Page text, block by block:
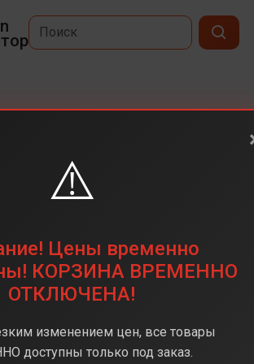
Pro
26
⚠️
Цены временно
КОРЗИНА ВРЕМЕННО
ОТКЛЮЧЕНА!
изменением цен, все товары
доступны только под заказ.